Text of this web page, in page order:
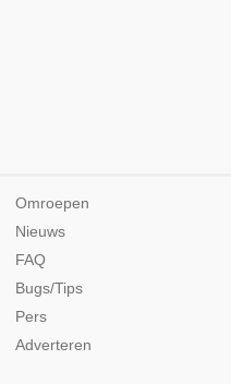
Omroepen
Nieuws
FAQ
Bugs/Tips
Pers
Adverteren